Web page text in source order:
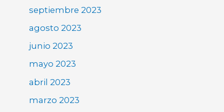
septiembre 2023
agosto 2023
junio 2023
mayo 2023
abril 2023
marzo 2023